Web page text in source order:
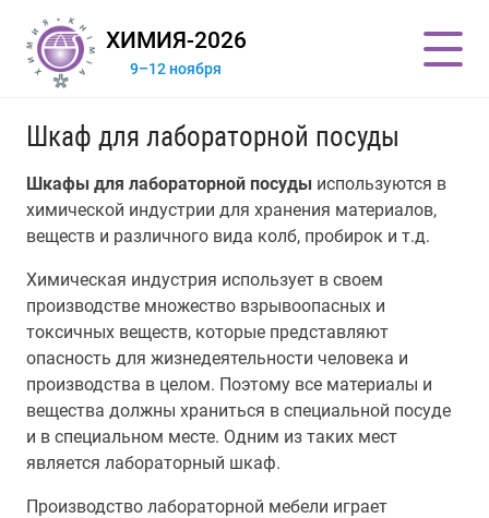
ХИМИЯ-2026
9–12 ноября
Шкаф для лабораторной посуды
Шкафы для лабораторной посуды используются в
химической индустрии для хранения материалов,
веществ и различного вида колб, пробирок и т.д.
Химическая индустрия использует в своем
производстве множество взрывоопасных и
токсичных веществ, которые представляют
опасность для жизнедеятельности человека и
производства в целом. Поэтому все материалы и
вещества должны храниться в специальной посуде
и в специальном месте. Одним из таких мест
является лабораторный шкаф.
Производство лабораторной мебели играет